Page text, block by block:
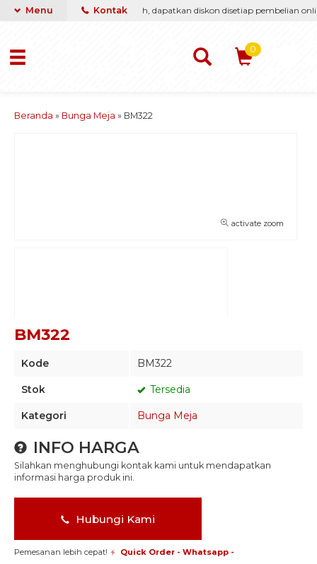
berikan yang terbaik & termurah, dapatkan diskon disetiap pembelian
Menu Kontak
0
Beranda » Bunga Meja » BM322
activate zoom
BM322
Kode BM322
Stok Tersedia
Kategori Bunga Meja
INFO HARGA
Silahkan menghubungi kontak kami untuk mendapatkan
informasi harga produk ini.
Hubungi Kami
Pemesanan lebih cepat! Quick Order - Whatsapp -